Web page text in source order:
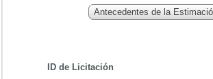
Antecedentes de la
ID de Licitación